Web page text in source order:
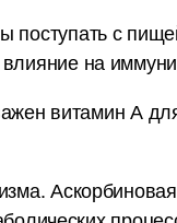
с
на
витамин А